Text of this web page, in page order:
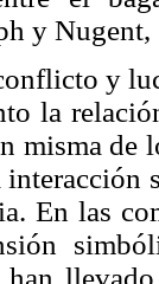
y Nugent,
y
la
misma de
En las